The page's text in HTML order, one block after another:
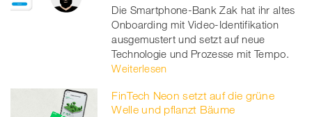
Die Smartphone-Bank Zak hat ihr altes
Onboarding mit Video-Identifikation
ausgemustert und setzt auf neue
Technologie und Prozesse mit Tempo.
Weiterlesen
FinTech Neon setzt auf die grüne
Welle und pflanzt Bäume